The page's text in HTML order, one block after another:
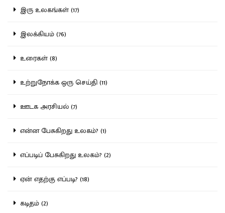
இரு உலகங்கள் (17)
இலக்கியம் (76)
உரைகள் (8)
உற்றுநோக்க ஒரு செய்தி (11)
ஊடக அரசியல் (7)
என்ன பேசுகிறது உலகம்? (1)
எப்படிப் பேசுகிறது உலகம்? (2)
ஏன் எதற்கு எப்படி? (18)
கடிதம் (2)